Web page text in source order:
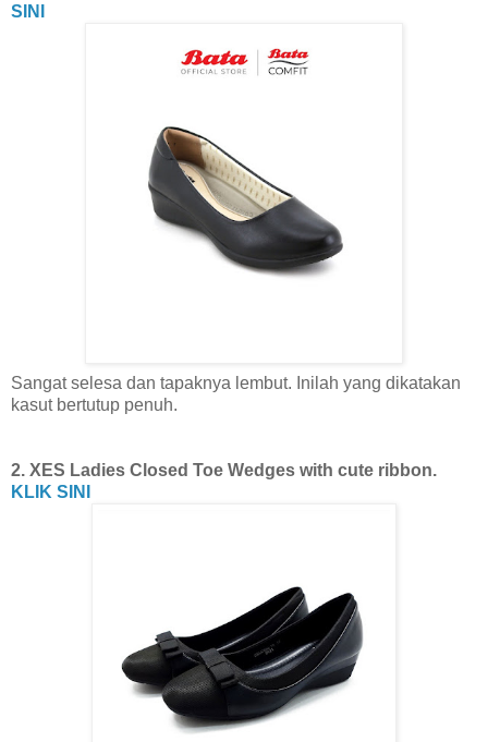
SINI
Sangat selesa dan tapaknya lembut. Inilah yang dikatakan
kasut bertutup penuh.
2. XES Ladies Closed Toe Wedges with cute ribbon.
KLIK SINI